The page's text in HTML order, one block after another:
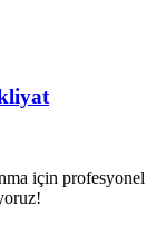
için profesyonel